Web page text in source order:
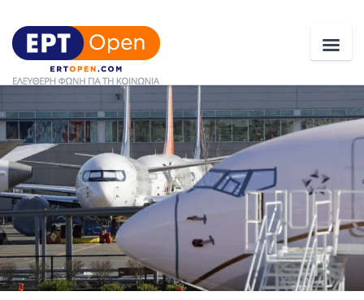
Ειδήσεις
Ελλάδα
Κοινωνία
Πολιτική
Οικονομία